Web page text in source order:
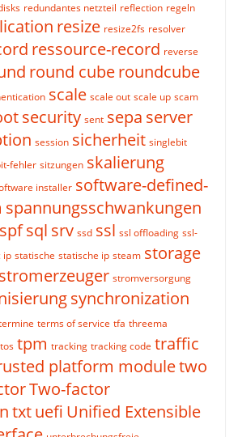
redundantes netzteil reflection regeln
resize resize2fs resolver
ressource-record reverse
round cuberoundcube
scale scale out scale up scam
security sent sepa server
session sicherheit singlebit
fehler sitzungen skalierung
installer software-defined-
spannungsschwankungen
spfsql srv ssd ssl ssl offloading ssl-
ip statische statische ip steam storage
stromerzeuger stromversorgung
synchronization
terms of service tfa threema
tos tpm tracking tracking code traffic
platform moduletwo
Two-factor
txtuefi Unified Extensible